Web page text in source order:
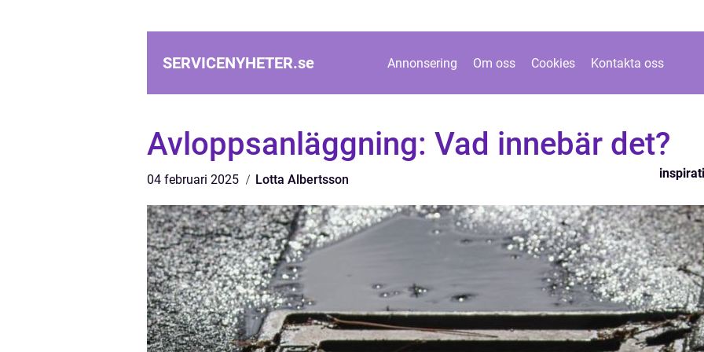
SERVICENYHETER.se Annonsering Om oss Cookies Kontakta oss
Avloppsanläggning: Vad innebär det?
04 februari 2025 Lotta Albertsson